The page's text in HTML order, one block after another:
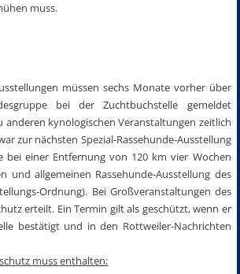
muss.
müssen sechs Monate vorher über
bei der Zuchtbuchstelle gemeldet
anderen kynologischen Veranstaltungen zeitlich
zur nächsten Spezial-Rassehunde-Ausstellung
bei einer Entfernung von 120 km vier Wochen
und allgemeinen Rassehunde-Ausstellung des
Ordnung). Bei Großveranstaltungen des
erteilt. Ein Termin gilt als geschützt, wenn er
bestätigt und in den Rottweiler-Nachrichten
muss enthalten: